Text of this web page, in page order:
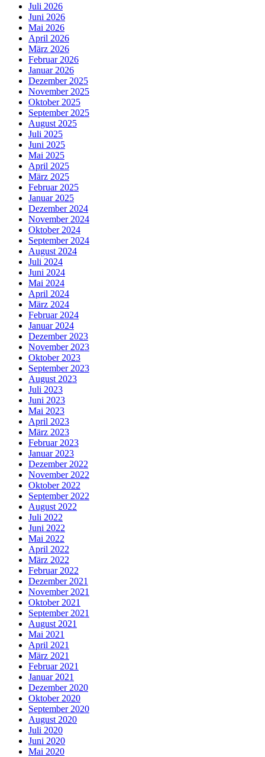
Juli 2026
Juni 2026
Mai 2026
April 2026
März 2026
Februar 2026
Januar 2026
Dezember 2025
November 2025
Oktober 2025
September 2025
August 2025
Juli 2025
Juni 2025
Mai 2025
April 2025
März 2025
Februar 2025
Januar 2025
Dezember 2024
November 2024
Oktober 2024
September 2024
August 2024
Juli 2024
Juni 2024
Mai 2024
April 2024
März 2024
Februar 2024
Januar 2024
Dezember 2023
November 2023
Oktober 2023
September 2023
August 2023
Juli 2023
Juni 2023
Mai 2023
April 2023
März 2023
Februar 2023
Januar 2023
Dezember 2022
November 2022
Oktober 2022
September 2022
August 2022
Juli 2022
Juni 2022
Mai 2022
April 2022
März 2022
Februar 2022
Dezember 2021
November 2021
Oktober 2021
September 2021
August 2021
Mai 2021
April 2021
März 2021
Februar 2021
Januar 2021
Dezember 2020
Oktober 2020
September 2020
August 2020
Juli 2020
Juni 2020
Mai 2020